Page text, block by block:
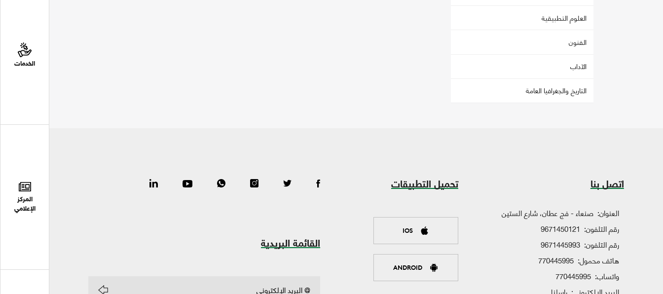
الخدمات
المركز
الإعلامي
العلوم التطبيقية
الفنون
الآداب
التاريخ والجغرافيا العامة
اتصل بنا
العنوان: صنعاء - فج عطان، شارع الستين
رقم التلفون: 9671450121
رقم التلفون: 9671445993
هاتف محمول: 770445995
واتساب: 770445995
تحميل التطبيقات
IOS
ANDROID
القائمة البريدية